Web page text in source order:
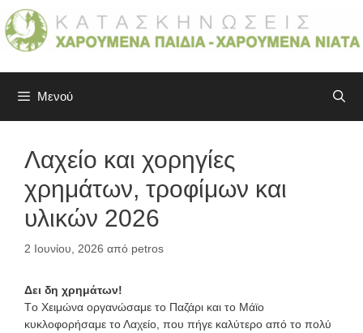
Μετάβαση
σε
περιεχόμενο
Μενού
Λαχείο και χορηγίες
χρημάτων, τροφίμων και
υλικών 2026
2 Ιουνίου, 2026 από petros
Δει δη χρημάτων!
Tο Χειμώνα οργανώσαμε το Παζάρι και το Μάϊο
κυκλοφορήσαμε το Λαχείο, που πήγε καλύτερο από το πολύ